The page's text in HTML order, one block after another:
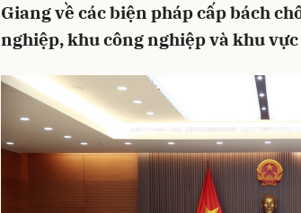
Giang về các biện pháp cấp bách
nghiệp, khu công nghiệp và khu